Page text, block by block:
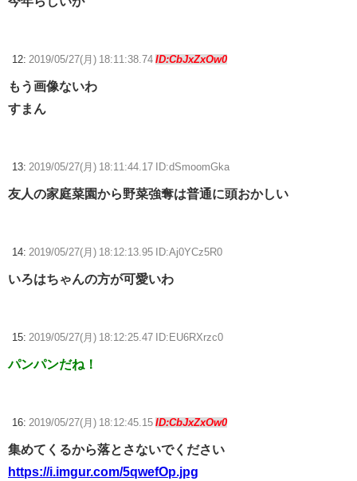
12: 2019/05/27(月) 18:11:38.74 ID:CbJxZxOw0
もう画像ないわ
すまん
13: 2019/05/27(月) 18:11:44.17 ID:dSmoomGka
友人の家庭菜園から野菜強奪は普通に頭おかしい
14: 2019/05/27(月) 18:12:13.95 ID:Aj0YCz5R0
いろはちゃんの方が可愛いわ
15: 2019/05/27(月) 18:12:25.47 ID:EU6RXrzc0
パンパンだね！
16: 2019/05/27(月) 18:12:45.15 ID:CbJxZxOw0
集めてくるから落とさないでください
https://i.imgur.com/5qwefOp.jpg